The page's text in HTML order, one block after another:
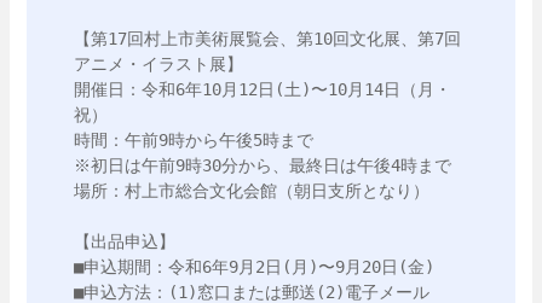
【第17回村上市美術展覧会、第10回文化展、第7回
アニメ・イラスト展】
開催日：令和6年10月12日(土)〜10月14日（月・
祝）
時間：午前9時から午後5時まで
※初日は午前9時30分から、最終日は午後4時まで
場所：村上市総合文化会館（朝日支所となり）
【出品申込】
■申込期間：令和6年9月2日(月)〜9月20日(金)
■申込方法：(1)窓口または郵送(2)電子メール